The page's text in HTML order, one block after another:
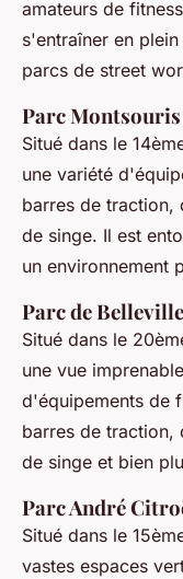
amateurs de
s'entraîner en
parcs de street
Parc Montsouris
Situé dans le
une variété
barres de traction,
de singe. Il est
un environnement
Parc de Belleville
Situé dans le
une vue
d'équipements de
barres de traction,
de singe et bien
Parc André
Situé dans le
vastes espaces